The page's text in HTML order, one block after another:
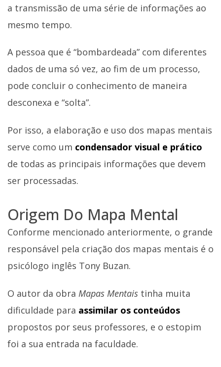
a transmissão de uma série de informações ao
mesmo tempo.
A pessoa que é “bombardeada” com diferentes
dados de uma só vez, ao fim de um processo,
pode concluir o conhecimento de maneira
desconexa e “solta”.
Por isso, a elaboração e uso dos mapas mentais
serve como um condensador visual e prático
de todas as principais informações que devem
ser processadas.
Origem Do Mapa Mental
Conforme mencionado anteriormente, o grande
responsável pela criação dos mapas mentais é o
psicólogo inglês Tony Buzan.
O autor da obra Mapas Mentais tinha muita
dificuldade para assimilar os conteúdos
propostos por seus professores, e o estopim
foi a sua entrada na faculdade.